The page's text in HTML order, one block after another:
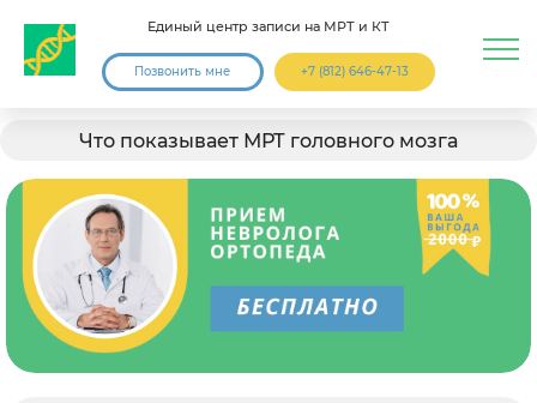
Единый центр записи на МРТ и КТ
Позвонить мне +7 (812) 646-47-13
Что показывает МРТ головного мозга